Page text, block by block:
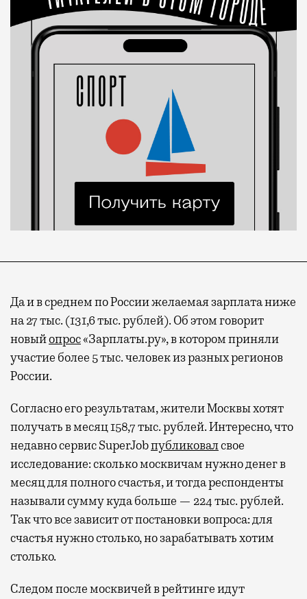
Да и в среднем по России желаемая зарплата ниже
на 27 тыс. (131,6 тыс. рублей). Об этом говорит
новыйопрос«Зарплаты.ру», в котором приняли
участие более 5 тыс. человек из разных регионов
России.
Согласно его результатам, жители Москвы хотят
получать в месяц 158,7 тыс. рублей. Интересно, что
недавно сервис SuperJobпубликовалсвое
исследование: сколько москвичам нужно денег в
месяц для полного счастья, и тогда респонденты
называли сумму куда больше — 224 тыс. рублей.
Так что все зависит от постановки вопроса: для
счастья нужно столько, но зарабатывать хотим
столько.
Следом после москвичей в рейтинге идут